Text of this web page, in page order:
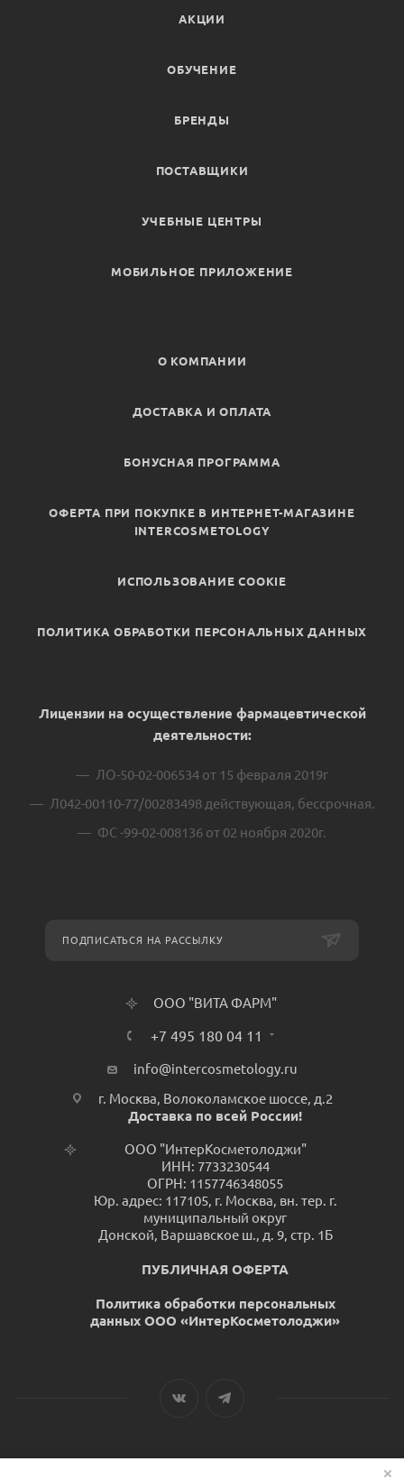
АКЦИИ
ОБУЧЕНИЕ
БРЕНДЫ
ПОСТАВЩИКИ
УЧЕБНЫЕ ЦЕНТРЫ
МОБИЛЬНОЕ ПРИЛОЖЕНИЕ
О КОМПАНИИ
ДОСТАВКА И ОПЛАТА
БОНУСНАЯ ПРОГРАММА
ОФЕРТА ПРИ ПОКУПКЕ В ИНТЕРНЕТ-МАГАЗИНЕ
INTERCOSMETOLOGY
ИСПОЛЬЗОВАНИЕ COOKIE
ПОЛИТИКА ОБРАБОТКИ ПЕРСОНАЛЬНЫХ ДАННЫХ
Лицензии на осуществление фармацевтической
деятельности:
ЛО-50-02-006534 от 15 февраля 2019г
Л042-00110-77/00283498 действующая, бессрочная.
ФС -99-02-008136 от 02 ноября 2020г.
ПОДПИСАТЬСЯ НА РАССЫЛКУ
ООО "ВИТА ФАРМ"
+7 495 180 04 11
info@intercosmetology.ru
г. Москва, Волоколамское шоссе, д.2
Доставка по всей России!
ООО "ИнтерКосметолоджи"
ИНН: 7733230544
ОГРН: 1157746348055
Юр. адрес: 117105, г. Москва, вн. тер. г.
муниципальный округ
Донской, Варшавское ш., д. 9, стр. 1Б
ПУБЛИЧНАЯ ОФЕРТА
Политика обработки персональных
данных ООО «ИнтерКосметолоджи»